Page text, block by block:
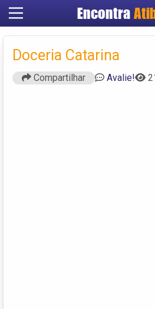
Encontra
Doceria Catarina
Compartilhar Avalie!